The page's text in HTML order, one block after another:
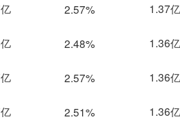
2.57% 1.37亿
2.48% 1.36亿
2.57% 1.36亿
2.51% 1.36亿